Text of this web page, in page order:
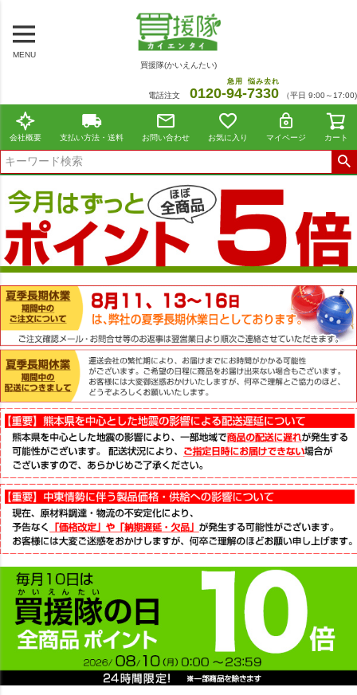
MENU
買援隊(かいえんたい)
電話注文 0120-94
急用
-7330
悩み去れ
（平日 9:00～17:00)
会社概要 支払い方法・送料 お問い合わせ お気に入り マイページ カート